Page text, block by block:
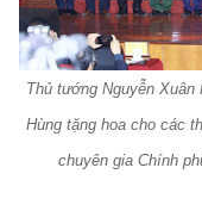
Tần số vô tuyến
Giải pháp
Phần mềm
Nội dung số
Bảng điện tử
BỘ KHOA
Thủ tướng Nguyễn
Hùng tặng hoa cho các
chuyên gia Chính